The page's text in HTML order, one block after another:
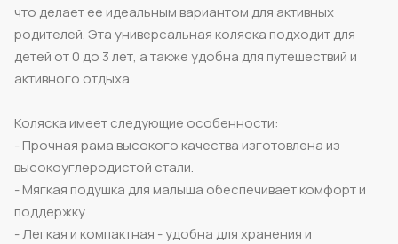
что делает ее идеальным вариантом для активных
родителей. Эта универсальная коляска подходит для
детей от 0 до 3 лет, а также удобна для путешествий и
активного отдыха.
Коляска имеет следующие особенности:
- Прочная рама высокого качества изготовлена из
высокоуглеродистой стали.
- Мягкая подушка для малыша обеспечивает комфорт и
поддержку.
- Легкая и компактная - удобна для хранения и